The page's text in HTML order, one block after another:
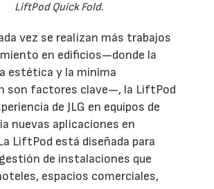
LiftPod Quick Fold.
vez se realizan más trabajos
en edificios—donde la
estética y la mínima
son factores clave—, la LiftPod
de JLG en equipos de
nuevas aplicaciones en
LiftPod está diseñada para
de instalaciones que
espacios comerciales,